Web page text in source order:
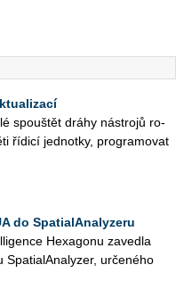
spouš­tět dráhy ná­stro­jů ro­
ří­di­cí jed­not­ky, pro­gra­mo­vat
do SpatialAnalyzeru
He­xa­go­nu za­ved­la
Spa­tia­l­A­na­ly­zer, ur­če­né­ho